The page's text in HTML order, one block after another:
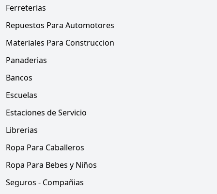
Ferreterias
Repuestos Para Automotores
Materiales Para Construccion
Panaderias
Bancos
Escuelas
Estaciones de Servicio
Librerias
Ropa Para Caballeros
Ropa Para Bebes y Niños
Seguros - Compañias